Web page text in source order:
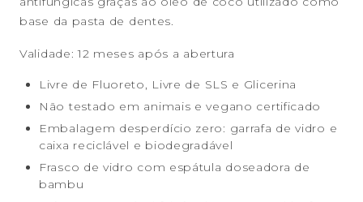
base da pasta de dentes.
Validade: 12 meses após a abertura
Livre de Fluoreto, Livre de SLS e Glicerina
Não testado em animais e vegano certificado
Embalagem desperdício zero: garrafa de vidro e
caixa reciclável e biodegradável
Frasco de vidro com espátula doseadora de
bambu